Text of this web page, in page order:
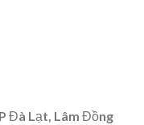
Đà Lạt, Lâm Đồng